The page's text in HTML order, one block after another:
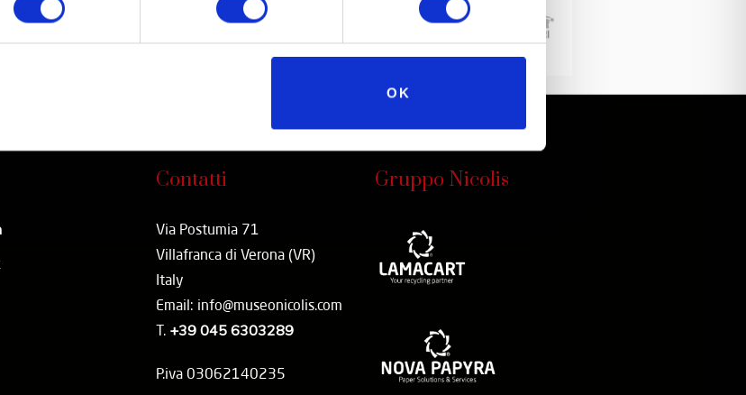
OK
Contatti
Via Postumia 71
Villafranca di Verona (VR)
Italy
Email: info@museonicolis.com
T. +39 045 6303289
P.iva 03062140235
Gruppo Nicolis